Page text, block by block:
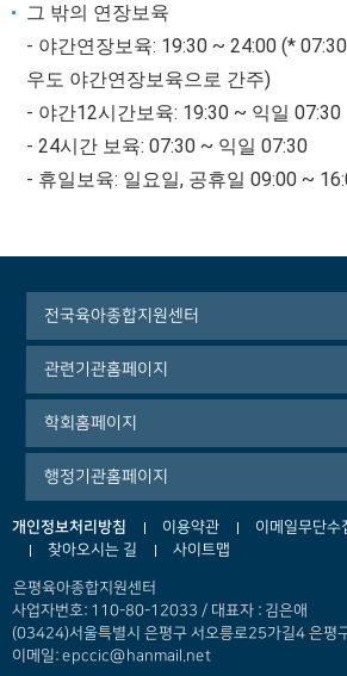
그 밖의 연장보육
- 야간연장보육: 19:30 ~ 24:00 (*
우도 야간연장보육으로 간주)
- 야간12시간보육: 19:30 ~ 익일 07:30
- 24시간 보육: 07:30 ~ 익일 07:30
- 휴일보육: 일요일, 공휴일 09:00 ~
전국육아종합지원센터
관련기관홈페이지
학회홈페이지
행정기관홈페이지
개인정보처리방침 이용약관 이메일무단수
찾아오시는 길
사이트맵
은평육아종합지원센터
사업자번호: 110-80-12033 / 대표자 : 김은애
(03424)서울특별시 은평구 서오릉로25가길4 은평
이메일: epccic@hanmail.net